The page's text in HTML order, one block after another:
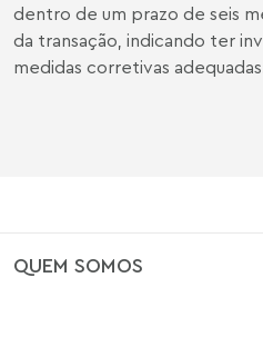
dentro de um prazo de seis
da transação, indicando ter
medidas corretivas
QUEM SOMOS